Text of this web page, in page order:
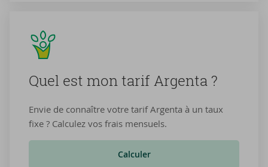
Quel est mon tarif Argenta ?
Envie de connaître votre tarif Argenta à un taux
fixe ? Calculez vos frais mensuels.
Calculer